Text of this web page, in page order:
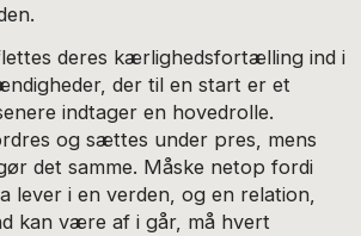
deres kærlighedsfortælling ind i
der til en start er et
indtager en hovedrolle.
og sættes under pres, mens
det samme. Måske netop fordi
lever i en verden, og en relation,
kan være af i går, må hvert